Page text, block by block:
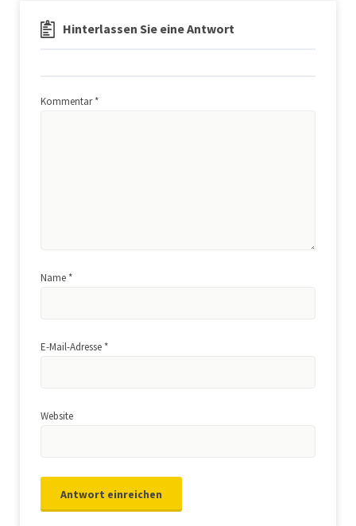
Hinterlassen Sie eine Antwort
Kommentar*
Name *
E-Mail-Adresse *
Website